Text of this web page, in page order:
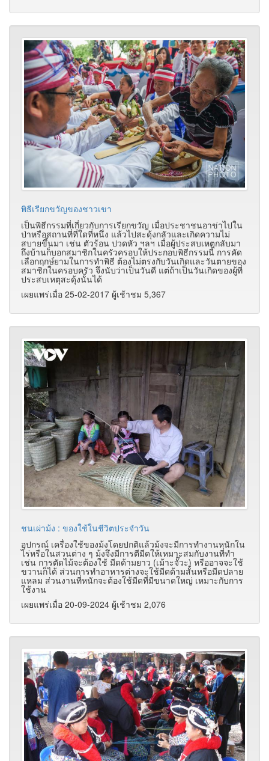
พิธีเรียกขวัญของชาวเขา
เป็นพิธีกรรมที่เกี่ยวกับการเรียกขวัญ เมื่อประชาชนอาข่าไปใน
ป่าหรือสถานที่ที่ใดที่หนึ่ง แล้วไปสะดุ้งกลัวและเกิดความไม่
สบายขึ้นมา เช่น ตัวร้อน ปวดหัว ฯลฯ เมื่อผู้ประสบเหตุกลับมา
ถึงบ้านก็บอกสมาชิกในครัวครอบให้ประกอบพิธีกรรมนี้ การคัด
เลือกฤกษ์ยามในการทำพิธี ต้องไม่ตรงกับวันเกิดและวันตายของ
สมาชิกในครอบครัว จึงนับว่าเป็นวันดี แต่ถ้าเป็นวันเกิดของผู้ที่
ประสบเหตุสะดุ้งนั้นได้
เผยแพร่เมื่อ 25-02-2017 ผู้เช้าชม 5,367
ชนเผ่าม้ง : ของใช้ในชีวิตประจำวัน
อุปกรณ์ เครื่องใช้ของม้งโดยปกติแล้วม้งจะมีการทำงานหนักใน
ไร่หรือในสวนต่าง ๆ ม้งจึงมีการตีมีดให้เหมาะสมกับงานที่ทำ
เช่น การตัดไม้จะต้องใช้ มีดด้ามยาว (เม้าะจั๊วะ) หรืออาจจะใช้
ขวานก็ได้ ส่วนการทำอาหารต่างจะใช้มีดด้ามสั้นหรือมีดปลาย
แหลม ส่วนงานที่หนักจะต้องใช้มีดที่มีขนาดใหญ่ เหมาะกับการ
ใช้งาน
เผยแพร่เมื่อ 20-09-2024 ผู้เช้าชม 2,076